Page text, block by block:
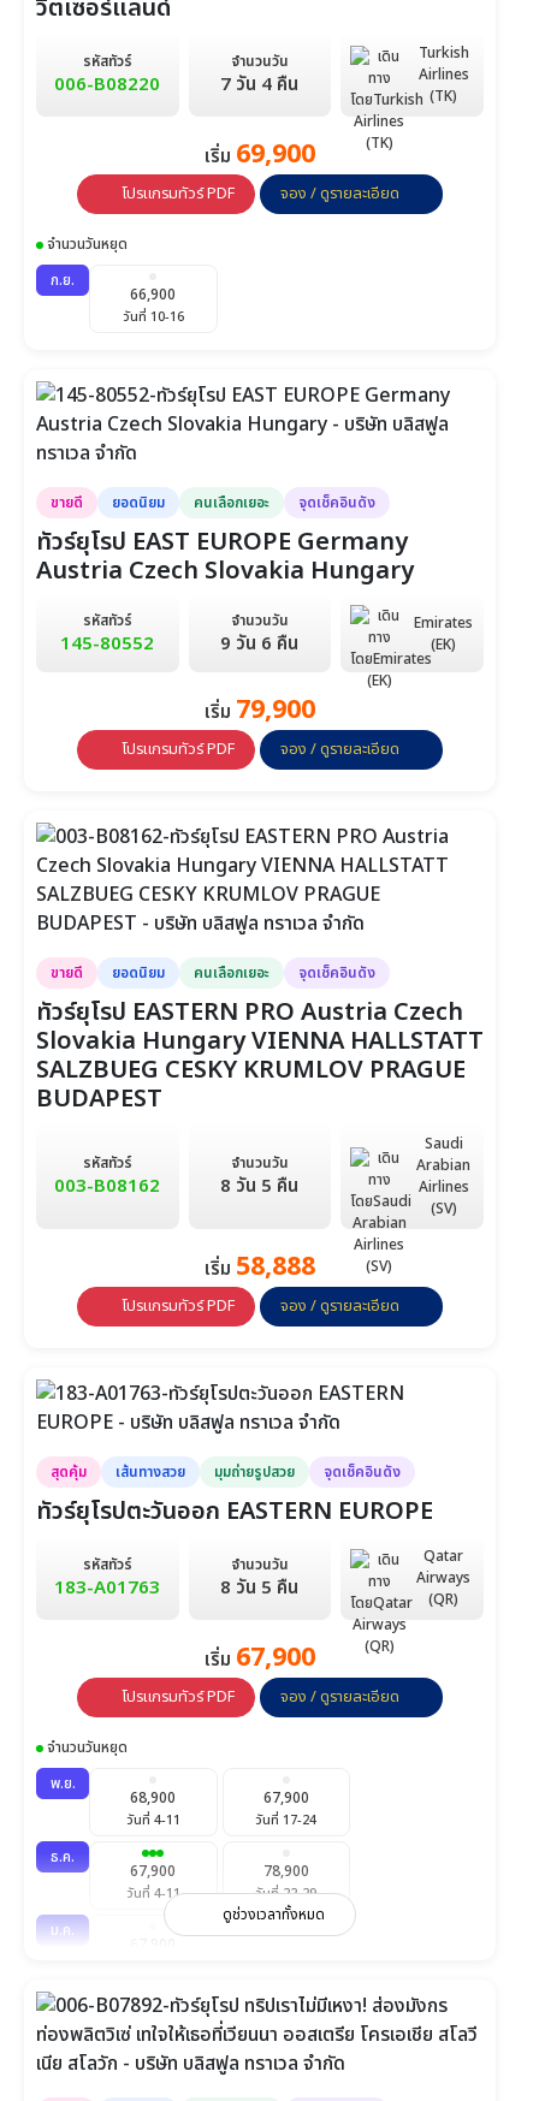
วิตเซอร์แลนด์
รหัสทัวร์
006-B08220
จำนวนวัน
7 วัน 4 คืน
Turkish
Airlines
(TK)
เริ่ม 69,900
โปรแกรมทัวร์ PDF จอง / ดูรายละเอียด
จำนวนวันหยุด
ก.ย.
66,900
วันที่ 10-16
ขายดี ยอดนิยม คนเลือกเยอะ จุดเช็คอินดัง
ทัวร์ยุโรป EAST EUROPE Germany
Austria Czech Slovakia Hungary
รหัสทัวร์
145-80552
จำนวนวัน
9 วัน 6 คืน
Emirates
(EK)
เริ่ม 79,900
โปรแกรมทัวร์ PDF จอง / ดูรายละเอียด
ขายดี ยอดนิยม คนเลือกเยอะ จุดเช็คอินดัง
ทัวร์ยุโรป EASTERN PRO Austria Czech
Slovakia Hungary VIENNA HALLSTATT
SALZBUEG CESKY KRUMLOV PRAGUE
BUDAPEST
รหัสทัวร์
003-B08162
จำนวนวัน
8 วัน 5 คืน
Saudi
Arabian
Airlines
(SV)
เริ่ม 58,888
โปรแกรมทัวร์ PDF จอง / ดูรายละเอียด
สุดคุ้ม เส้นทางสวย มุมถ่ายรูปสวย จุดเช็คอินดัง
ทัวร์ยุโรปตะวันออก EASTERN EUROPE
รหัสทัวร์
183-A01763
จำนวนวัน
8 วัน 5 คืน
Qatar
Airways
(QR)
เริ่ม 67,900
โปรแกรมทัวร์ PDF จอง / ดูรายละเอียด
จำนวนวันหยุด
พ.ย.
68,900
วันที่ 4-11
67,900
วันที่ 17-24
ธ.ค.
67,900
วันที่ 4-11
78,900
วันที่ 22-29
ม.ค.
ก.พ.
67,900
วันที่ 20-27
ดูช่วงเวลาทั้งหมด